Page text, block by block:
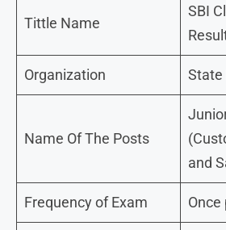
Tittle Name
SBI
Organization State
Name Of The Posts
and
Frequency of Exam Once